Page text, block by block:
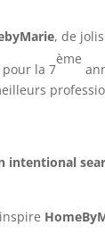
, de
pour la 7
ème
intentional